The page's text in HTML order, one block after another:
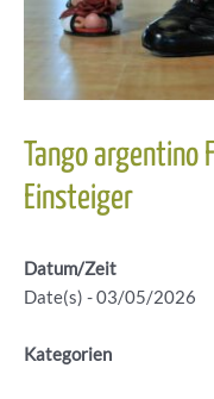
Tango argentino
Einsteiger
Datum/Zeit
Date(s) - 03/05/2026
Kategorien